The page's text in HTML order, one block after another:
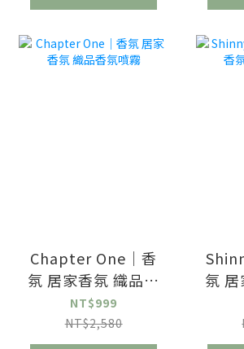
Chapter One｜香
氛 居家香氛 織品香
氛噴霧
NT$999
NT$2,580
氛